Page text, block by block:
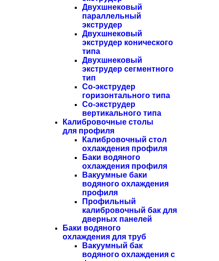
Двухшнековый
параллельный
экструдер
Двухшнековый
экструдер конического
типа
Двухшнековый
экструдер сегментного
тип
Со-экструдер
горизонтального типа
Со-экструдер
вертикального типа
Калибровочные столы
для профиля
Калибровочный стол
охлаждения профиля
Баки водяного
охлаждения профиля
Вакуумные баки
водяного охлаждения
профиля
Профильный
калибровочный бак для
дверных панелей
Баки водяного
охлаждения для труб
Вакуумный бак
водяного охлаждения с